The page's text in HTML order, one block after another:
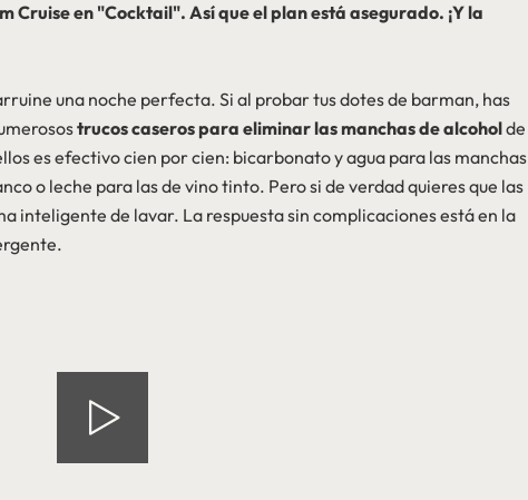
Cruise en "Cocktail". Así que el plan está asegurado. ¡Y la
una noche perfecta. Si al probar tus dotes de barman, has
trucos caseros para eliminar las manchas de alcoholde
es efectivo cien por cien: bicarbonato y agua para las manchas
o leche para las de vino tinto. Pero si de verdad quieres que las
inteligente de lavar. La respuesta sin complicaciones está en la